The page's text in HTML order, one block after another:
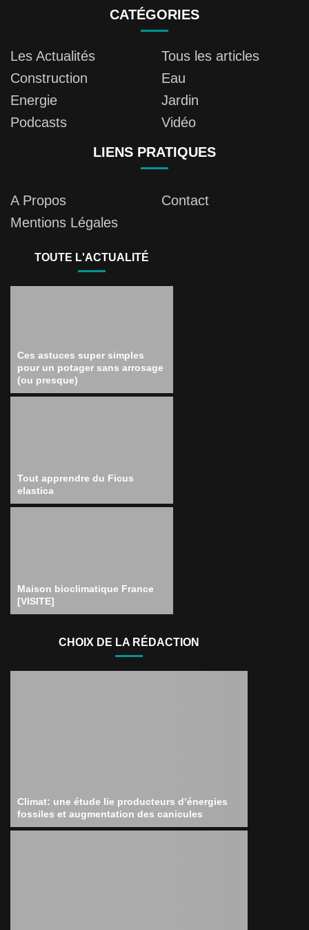
CATÉGORIES
Les Actualités
Tous les articles
Construction
Eau
Energie
Jardin
Podcasts
Vidéo
LIENS PRATIQUES
A Propos
Contact
Mentions Légales
TOUTE L'ACTUALITÉ
Ces astuces super simples
pour un potager sans arrosage
(ou presque)
Tout apprendre du Ficus
elastica
Maison bioclimatique France
[VISITE]
CHOIX DE LA RÉDACTION
Climat: une étude lie producteurs d’énergies
fossiles et augmentation des canicules